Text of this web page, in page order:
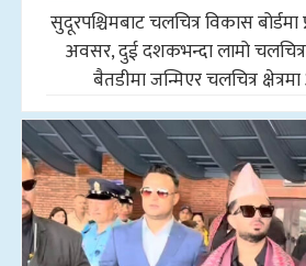
सुदूरपश्चिमबाट चलचित्र विकास बोर्डमा
अवसर, दुई दशकभन्दा लामो चलचित्र
बैतडीमा जन्मिएर चलचित्र